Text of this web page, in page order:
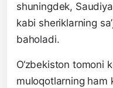
shuningdek,
kabi sheriklarning
baholadi.
O‘zbekiston tomoni
muloqotlarning ham